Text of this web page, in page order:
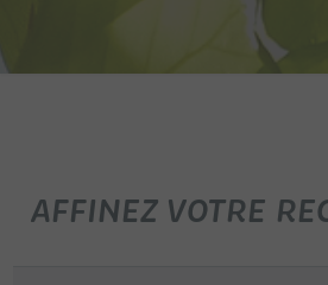
AFFINEZ VOTRE